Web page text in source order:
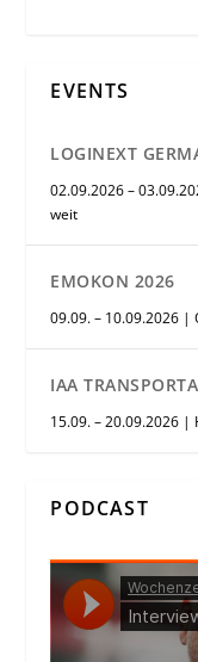
EVENTS
LOGINEXT
02.09.2026 –
weit
EMOKON 2026
09.09. – 10.09.2026 |
IAA
15.09. – 20.09.2026 |
PODCAST